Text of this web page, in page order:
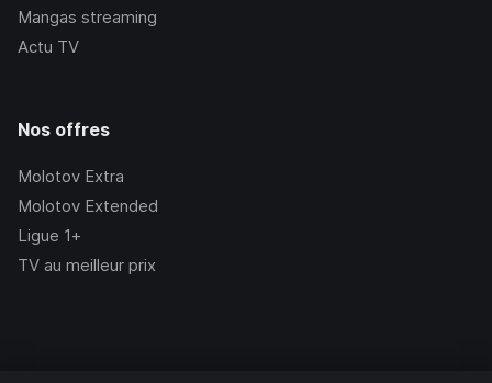
Mangas streaming
Actu TV
Nos offres
Molotov Extra
Molotov Extended
Ligue 1+
TV au meilleur prix